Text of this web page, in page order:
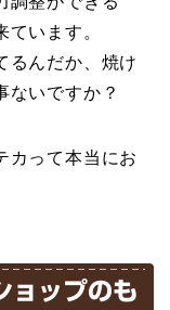
います。
るんだか、焼け
ないですか？
カって本当にお
ップのも